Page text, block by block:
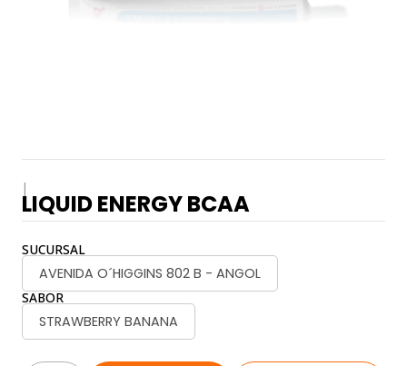
|
LIQUID ENERGY BCAA
SUCURSAL
AVENIDA O´HIGGINS 802 B - ANGOL
SABOR
STRAWBERRY BANANA